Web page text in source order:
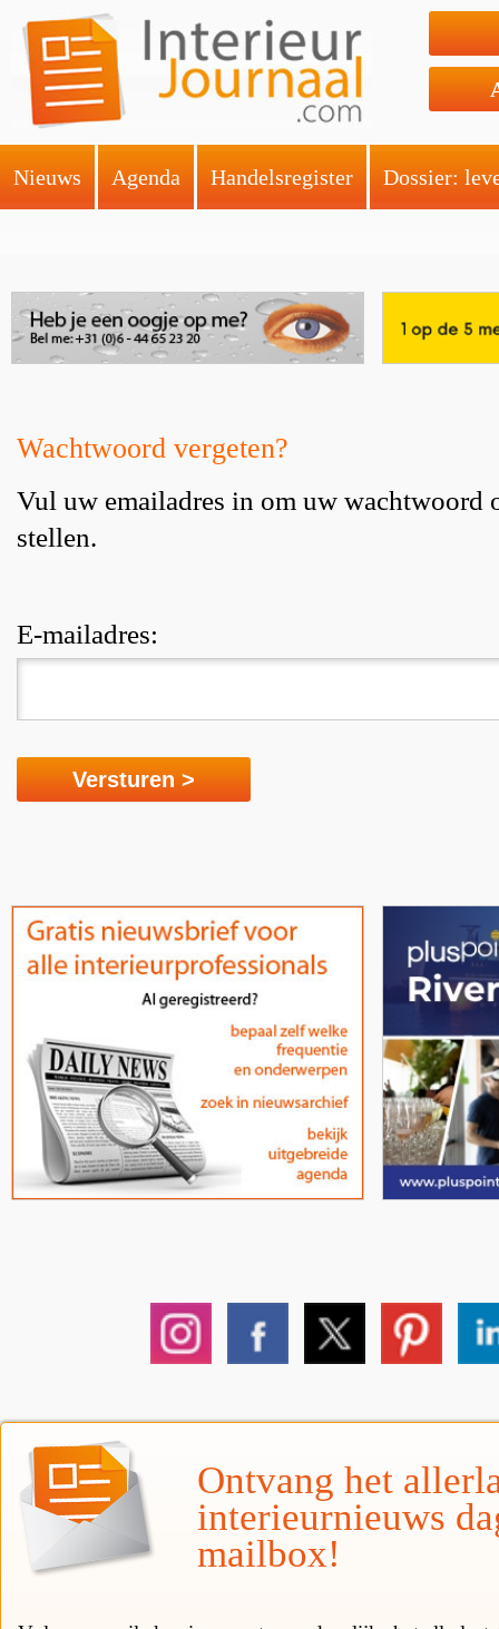
Nieuws Agenda Handelsregister Dossier:
Wachtwoord vergeten?
Vul uw emailadres in om uw wachtwoord
stellen.
E-mailadres:
Ontvang het
interieurnieuws
mailbox!